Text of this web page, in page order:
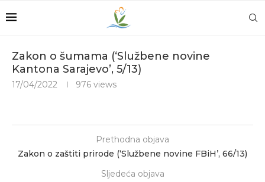
Zakon o šumama (‘Službene novine
Kantona Sarajevo’, 5/13)
17/04/2022 976 views
Prethodna objava
Zakon o zaštiti prirode (‘Službene novine FBiH’, 66/13)
Sljedeća objava